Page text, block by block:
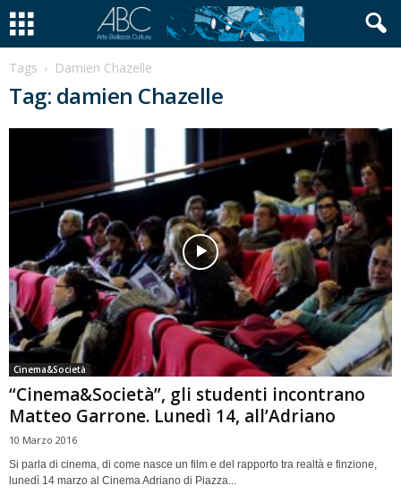
Tags Damien Chazelle
Tag: damien Chazelle
Cinema&Società
“Cinema&Società”, gli studenti incontrano
Matteo Garrone. Lunedì 14, all’Adriano
10 Marzo 2016
Si parla di cinema, di come nasce un film e del rapporto tra realtà e finzione,
lunedì 14 marzo al Cinema Adriano di Piazza...